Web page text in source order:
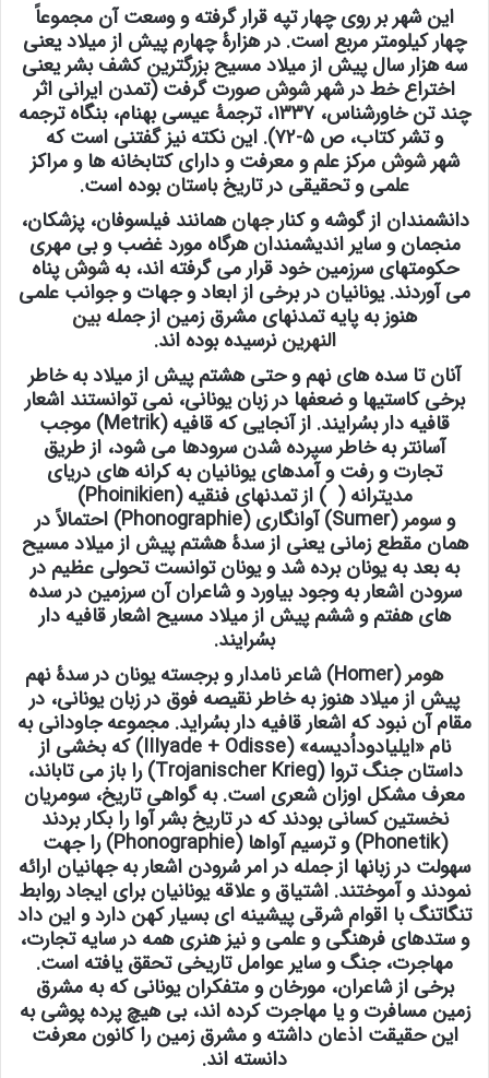
این شهر بر روی چهار تپه قرار گرفته و وسعت آن مجموعاً
چهار کیلومتر مربع است. در هزارۀ چهارم پیش از میلاد یعنی
سه هزار سال پیش از میلاد مسیح بزرگترین کشف بشر یعنی
اختراع خط در شهرشوشصورت گرفت (تمدن ایرانی اثر
چند تن خاورشناس، ۱۳۳۷، ترجمۀ عیسی بهنام، بنگاه ترجمه
و تشر کتاب، ص ۵-۷۲). این نکته نیز گفتنی است که
شهرشوش مرکز علم و معرفت و دارای کتابخانه ها و مراکز
علمی و تحقیقی در تاریخباستانبوده است.
دانشمندان از گوشه و کنارجهانهمانند فیلسوفان، پزشکان،
منجمان و سایر اندیشمندان هرگاه مورد غضب و بی مهری
حکومتهای سرزمین خود قرار می گرفته اند، بهشوشپناه
می آوردند. یونانیان در برخی از ابعاد و جهات و جوانب علمی
هنوز به پایه تمدنهای مشرق زمین از جملهبین
النهریننرسیده بوده اند.
آنان تا سده های نهم و حتی هشتم پیش از میلاد به خاطر
برخی کاستیها و ضعفها در زبان یونانی، نمی توانستند اشعار
قافیه دار بسُرایند. از آنجایی که قافیه (Metrik) موجب
آسانتر به خاطر سپرده شدن سرودها می شود، از طریق
تجارت و رفت و آمدهای یونانیان به کرانه های دریای
مدیترانه ( ) از تمدنهای فنقیه (Phoinikien)
وسومر (Sumer) آوانگاری (Phonographie) احتمالاً در
همان مقطع زمانی یعنی از سدۀ هشتم پیش از میلاد مسیح
به بعد به یونان برده شد و یونان توانست تحولی عظیم در
سرودن اشعار به وجود بیاورد و شاعران آن سرزمین در سده
های هفتم و ششم پیش از میلاد مسیح اشعار قافیه دار
بسُرایند.
هومر
(Homer) شاعر نامدار و برجسته یونان در سدۀ نهم
پیش از میلاد هنوز به خاطر نقیصه فوق در زبان یونانی، در
مقام آن نبود که اشعار قافیه دار بسُراید. مجموعه جاودانی به
نام «ایلیادوداُدیسه» (IIIyade + Odisse) که بخشی از
داستان جنگ تروا (Trojanischer Krieg) را باز می تاباند،
معرف مشکل اوزان شعری است. به گواهی تاریخ، سومریان
نخستین کسانی بودند که در تاریخ بشر آوا را بکار بردند
(Phonetik) و ترسیم آواها (Phonographie) را جهت
سهولت در زبانها از جمله در امر سُرودن اشعار به جهانیان ارائه
نمودند و آموختند. اشتیاق و علاقه یونانیان برای ایجاد روابط
تنگاتنگ با اقوام شرقی پیشینه ای بسیار کهن دارد و این داد
و ستدهای فرهنگی و علمی و نیز هنری همه در سایه تجارت،
مهاجرت، جنگ و سایر عوامل تاریخی تحقق یافته است.
برخی از شاعران، مورخان و متفکران یونانی که به مشرق
زمین مسافرت و یا مهاجرت کرده اند، بی هیچ پرده پوشی به
این حقیقت اذعان داشته و مشرق زمین را کانون معرفت
دانسته اند.